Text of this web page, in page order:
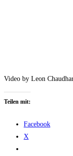
Video by Leon
Teilen mit:
Facebook
X